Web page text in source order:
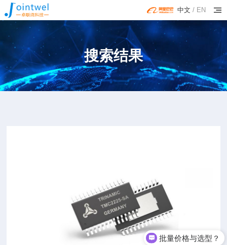
中文 / EN
搜索结果
批量价格与选型？